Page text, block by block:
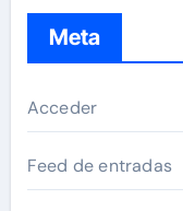
Meta
Acceder
Feed de entradas